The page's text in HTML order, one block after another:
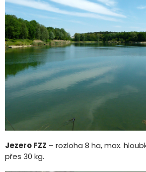
Jezero FZZ – rozloha 8 ha, max.
přes 30 kg.